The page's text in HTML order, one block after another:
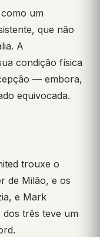
um
que não
A
condição física
— embora,
equivocada.
trouxe o
de Milão, e os
e Mark
três teve um